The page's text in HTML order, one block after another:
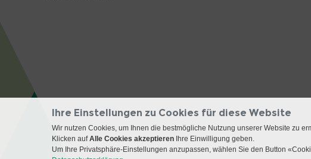
Ihre Einstellungen zu Cookies für diese Website
Wir nutzen Cookies, um Ihnen die bestmögliche Nutzung unserer Website zu
Klicken aufAlle Cookies akzeptieren Ihre Einwilligung geben.
Um Ihre Privatsphäre-Einstellungen anzupassen, wählen Sie den Button